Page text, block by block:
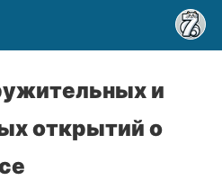
и
открытий о